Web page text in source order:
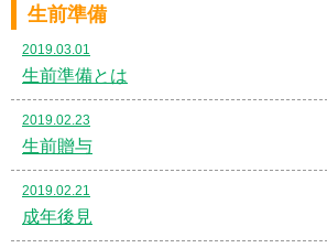
生前準備
2019.03.01
生前準備とは
2019.02.23
生前贈与
2019.02.21
成年後見